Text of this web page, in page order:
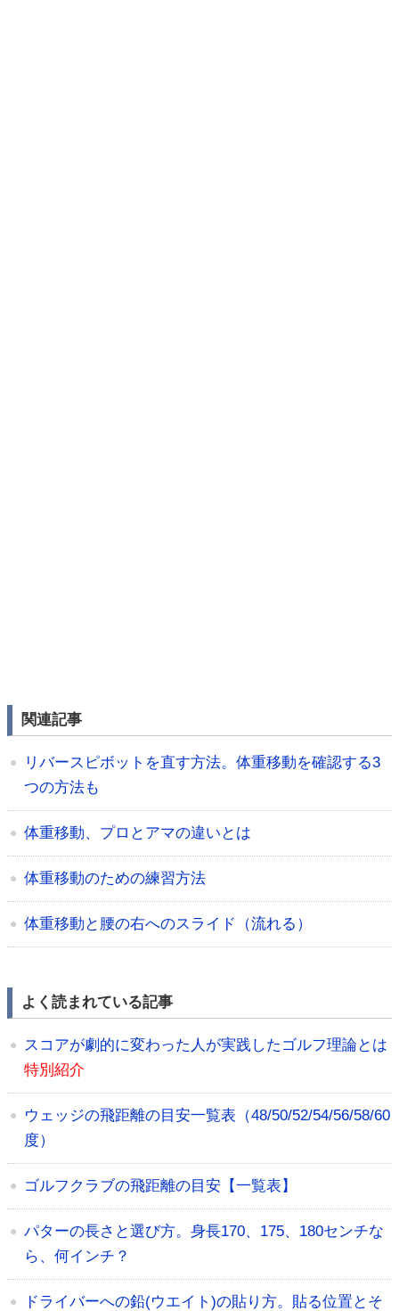
関連記事
リバースピボットを直す方法。体重移動を確認する3
つの方法も
体重移動、プロとアマの違いとは
体重移動のための練習方法
体重移動と腰の右へのスライド（流れる）
よく読まれている記事
スコアが劇的に変わった人が実践したゴルフ理論とは
特別紹介
ウェッジの飛距離の目安一覧表（48/50/52/54/56/58/60
度）
ゴルフクラブの飛距離の目安【一覧表】
パターの長さと選び方。身長170、175、180センチな
ら、何インチ？
ドライバーへの鉛(ウエイト)の貼り方。貼る位置とそ